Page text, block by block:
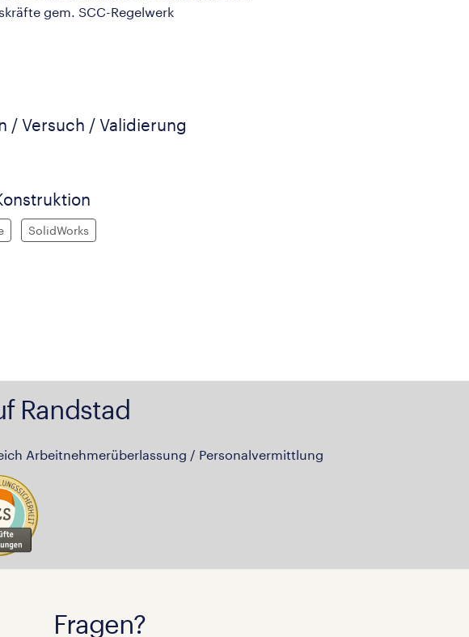
gem. SCC-Regelwerk
/ Versuch / Validierung
SolidWorks
Randstad
Arbeitnehmerüberlassung / Personalvermittlung
Fragen?